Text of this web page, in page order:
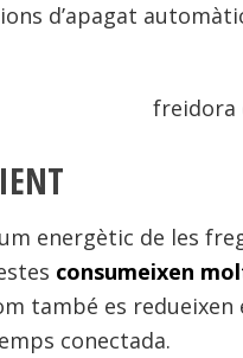
d’apagat
energètic de les
consumeixen
també es
conectada.